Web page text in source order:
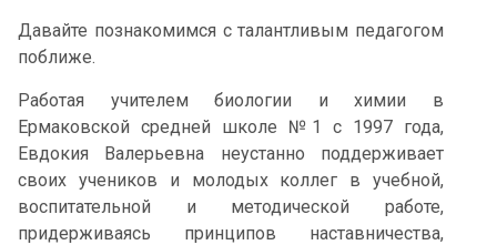
Давайте познакомимся с талантливым педагогом
поближе.
Работая учителем биологии и химии в
Ермаковской средней школе №1 с 1997 года,
Евдокия Валерьевна неустанно поддерживает
своих учеников и молодых коллег в учебной,
воспитательной и методической работе,
придерживаясь принципов наставничества,